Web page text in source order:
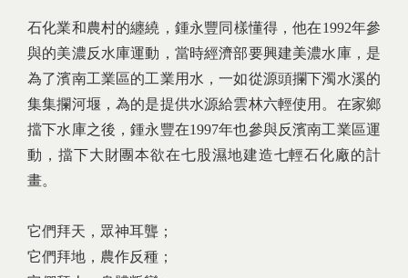
石化業和農村的纏繞，鍾永豐同樣懂得，他在1992年參
與的美濃反水庫運動，當時經濟部要興建美濃水庫，是
為了濱南工業區的工業用水，一如從源頭攔下濁水溪的
集集攔河堰，為的是提供水源給雲林六輕使用。在家鄉
擋下水庫之後，鍾永豐在1997年也參與反濱南工業區運
動，擋下大財團本欲在七股濕地建造七輕石化廠的計
畫。
它們拜天，眾神耳聾；
它們拜地，農作反種；